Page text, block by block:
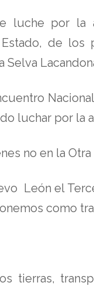
luche por
de
luchar por
no en la Otra
León el
como
tierras,